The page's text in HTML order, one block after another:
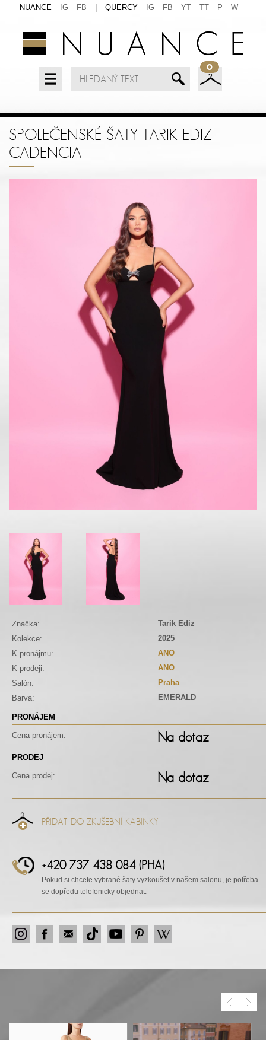
NUANCE IG FB QUERCY IG FB YT TT P W
0
SPOLEČENSKÉ ŠATY TARIK EDIZ
CADENCIA
Značka:
Tarik Ediz
Kolekce:
2025
K pronájmu:
ANO
K prodeji:
ANO
Salón:
Praha
Barva:
EMERALD
PRONÁJEM
Cena pronájem: Na dotaz
PRODEJ
Cena prodej: Na dotaz
PŘIDAT DO ZKUŠEBNÍ KABINKY
+420 737 438 084 (PHA)
Pokud si chcete vybrané šaty vyzkoušet v našem salonu, je potřeba
se dopředu telefonicky objednat.